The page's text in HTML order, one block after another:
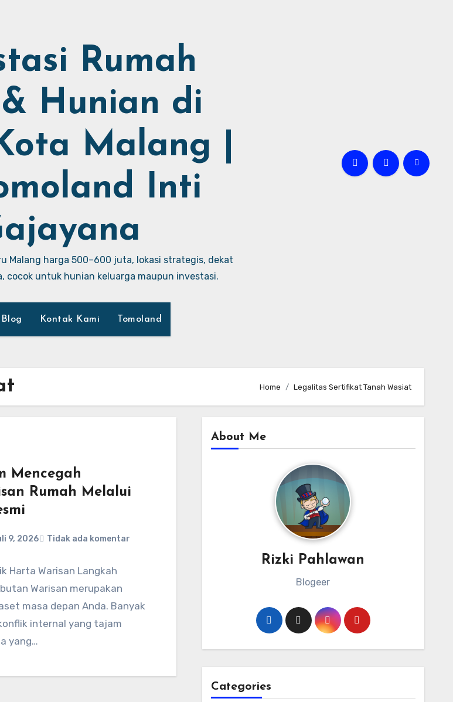
Rumah
Hunian di
Malang |
Inti
Malang harga 500–600 juta, lokasi strategis, dekat
cocok untuk hunian keluarga maupun investasi.
Blog Kontak Kami Tomoland
Home Legalitas Sertifikat Tanah Wasiat
Mencegah
Rumah Melalui
9, 2026 Tidak ada komentar
Harta Warisan Langkah
Warisan merupakan
masa depan Anda. Banyak
internal yang tajam
yang…
About Me
Rizki Pahlawan
Blogeer
Categories